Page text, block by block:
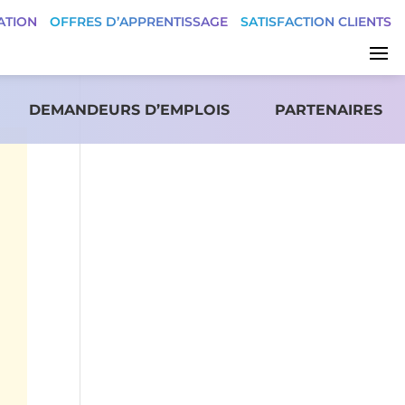
OFFRES D’APPRENTISSAGE SATISFACTION CLIENTS
DEMANDEURS D’EMPLOIS PARTENAIRES